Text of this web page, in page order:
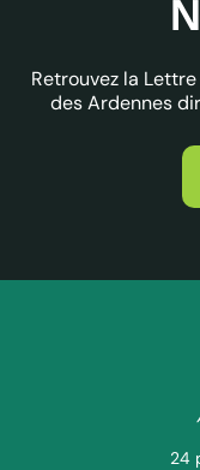
Retrouvez la
des Ardennes
24